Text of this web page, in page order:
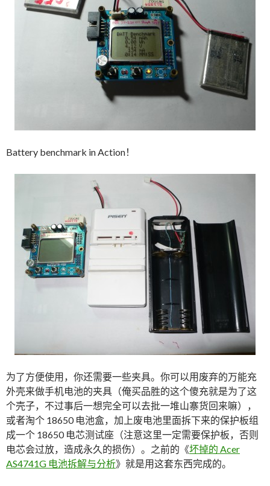
Battery benchmark in Action！
为了方便使用，你还需要一些夹具。你可以用废弃的万能充
外壳来做手机电池的夹具（俺买品胜的这个傻充就是为了这
个壳子，不过事后一想完全可以去批一堆山寨货回来嘛），
或者淘个 18650 电池盒，加上废电池里面拆下来的保护板组
成一个 18650 电芯测试座（注意这里一定需要保护板，否则
电芯会过放，造成永久的损伤）。之前的《坏掉的 Acer
AS4741G 电池拆解与分析》就是用这套东西完成的。